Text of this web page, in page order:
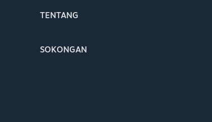
TENTANG
SOKONGAN